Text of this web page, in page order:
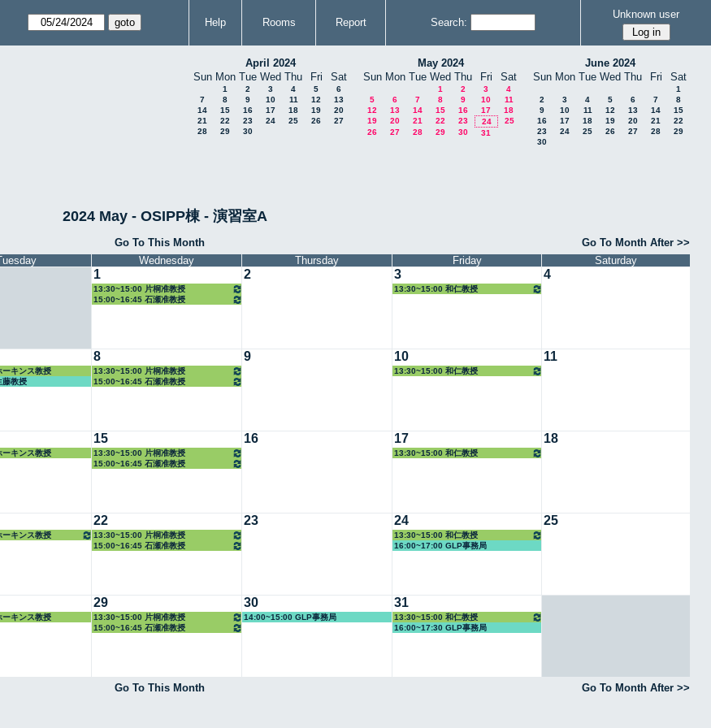
Help Rooms Report Search:
Unknown user
April 2024
Sun Mon Tue Wed Thu Fri Sat
1 2 3 4 5
6
7
8 9 10 11 12
13
14
15 16 17 18 19
20
21
22 23 24 25 26
27
28
29 30
May 2024
Sun Mon Tue Wed Thu Fri Sat
1 2 3
4
5
6 7 8 9 10
11
12
13 14 15 16 17
18
19
20 21 22 23 24
25
26
27 28 29 30 31
June 2024
Sun Mon Tue Wed Thu Fri Sat
1
2
3 4 5 6 7
8
9
10 11 12 13 14
15
16
17 18 19 20 21
22
23
24 25 26 27 28
29
30
2024 May - OSIPP棟 - 演習室A
Go To This Month
Go To Month After >>
Wednesday Thursday Friday Saturday
1
13:30~15:00 片桐准教授
15:00~16:45 石瀬准教授
2 3
13:30~15:00 和仁教授
4
キンス教授
教授
8
13:30~15:00 片桐准教授
15:00~16:45 石瀬准教授
9 10
13:30~15:00 和仁教授
11
キンス教授
15
13:30~15:00 片桐准教授
15:00~16:45 石瀬准教授
16 17
13:30~15:00 和仁教授
18
キンス教授
22
13:30~15:00 片桐准教授
15:00~16:45 石瀬准教授
23 24
13:30~15:00 和仁教授
16:00~17:00 GLP事務局
25
キンス教授
29
13:30~15:00 片桐准教授
15:00~16:45 石瀬准教授
30
14:00~15:00 GLP事務局
31
13:30~15:00 和仁教授
16:00~17:30 GLP事務局
Go To This Month
Go To Month After >>